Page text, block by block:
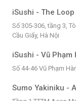
iSushi - The Loop
Số 305-306, tầng 3,
Cầu Giấy, Hà Nội
iSushi - Vũ Phạm
Số 44-46 Vũ Phạm
Sumo Yakiniku -